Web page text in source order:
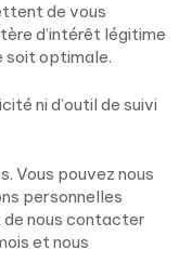
de vous
d’intérêt légitime
soit optimale.
ni d’outil de suivi
Vous pouvez nous
personnelles
de nous contacter
et nous